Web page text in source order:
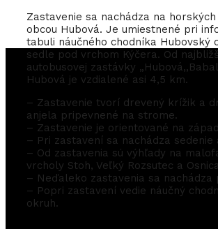
Zastavenie sa nachádza na
obcou Hubová. Je umiestnené pri
tabuli náučného chodníka Hubovský
sedle pod vrchom Kýčera. Od
autobusovej zastávky
Hubová je vzdialené asi 4,5 km.
– Zastavenie tvorí drevený krížik a
anjela pripevnené na strome.
– Zastavenie je orientované na
– Pri zastavení sa nachádza sedenie
– Od zastavenia sú výhľady na
vrcholy Stoh, Veľký Rozsutec a
– Neďaleko zastavenia sa nachádza
– Popri zastavení vedie náučný
okruh.